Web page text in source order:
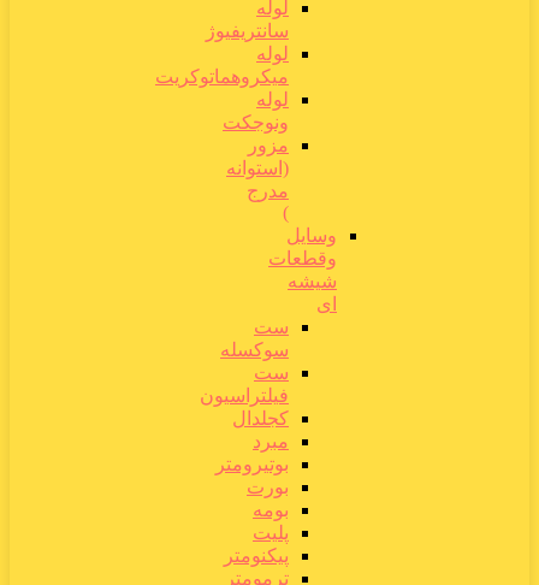
لوله
سانتریفیوژ
لوله
میکروهماتوکریت
لوله
ونوجکت
مزور
(استوانه
مدرج
)
وسایل
وقطعات
شیشه
ای
ست
سوکسله
ست
فیلتراسیون
کجلدال
مبرد
بوتیرومتر
بورت
بومه
پلیت
پیکنومتر
ترمومتر